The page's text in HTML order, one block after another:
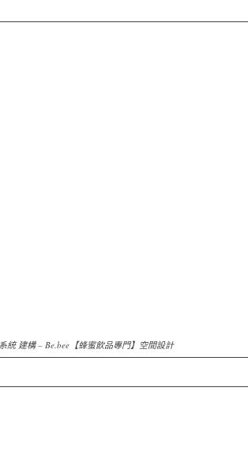
統 建構 – Be.bee【蜂蜜飲品專門】空間設計